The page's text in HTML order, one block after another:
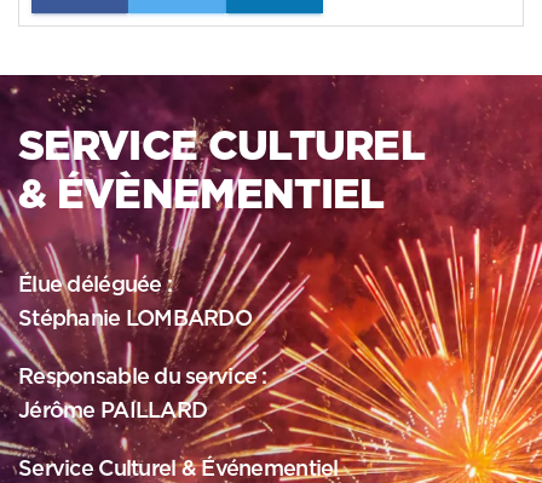
SERVICE CULTUREL
& ÉVÈNEMENTIEL
Élue déléguée :
Stéphanie LOMBARDO
Responsable du service :
Jérôme PAILLARD
Service Culturel & Événementiel